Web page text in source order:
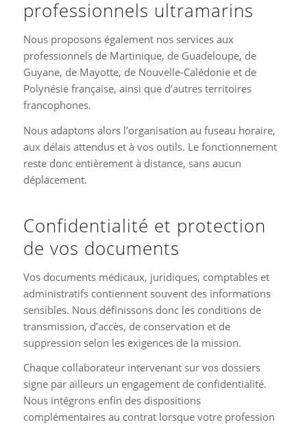
professionnels ultramarins
Nous proposons également nos services aux
professionnels de Martinique, de Guadeloupe, de
Guyane, de Mayotte, de Nouvelle-Calédonie et de
Polynésie française, ainsi que d’autres territoires
francophones.
Nous adaptons alors l’organisation au fuseau horaire,
aux délais attendus et à vos outils. Le fonctionnement
reste donc entièrement à distance, sans aucun
déplacement.
Confidentialité et protection
de vos documents
Vos documents médicaux, juridiques, comptables et
administratifs contiennent souvent des informations
sensibles. Nous définissons donc les conditions de
transmission, d’accès, de conservation et de
suppression selon les exigences de la mission.
Chaque collaborateur intervenant sur vos dossiers
signe par ailleurs un engagement de confidentialité.
Nous intégrons enfin des dispositions
complémentaires au contrat lorsque votre profession